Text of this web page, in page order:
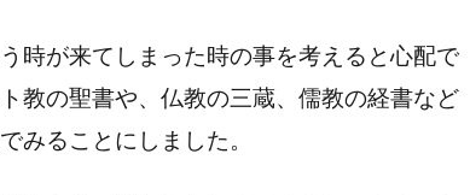
時が来てしまった時の事を考えると心配で
教の聖書や、仏教の三蔵、儒教の経書など
みることにしました。